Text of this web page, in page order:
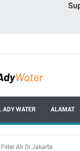
ADY WATER ALAMAT
Air Di Jakarta